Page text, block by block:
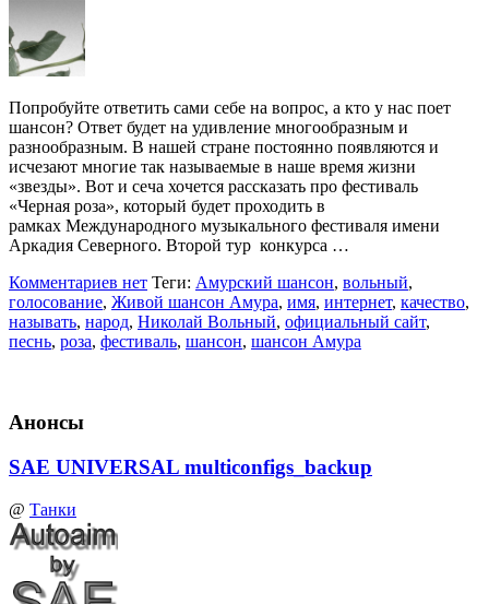
Попробуйте ответить сами себе на вопрос, а кто у нас поет
шансон? Ответ будет на удивление многообразным и
разнообразным. В нашей стране постоянно появляются и
исчезают многие так называемые в наше время жизни
«звезды». Вот и сеча хочется рассказать про фестиваль
«Черная роза», который будет проходить в
рамках Международного музыкального фестиваля имени
Аркадия Северного. Второй тур конкурса …
Комментариев нет Теги: Амурский шансон, вольный,
голосование, Живой шансон Амура, имя, интернет, качество,
называть, народ, Николай Вольный, официальный сайт,
песнь, роза, фестиваль, шансон, шансон Амура
Анонсы
SAE UNIVERSAL multiconfigs_backup
@ Танки